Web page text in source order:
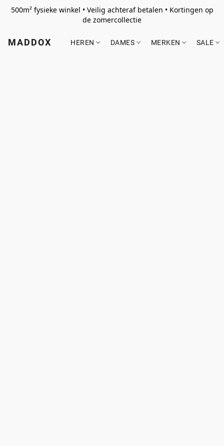
500m² fysieke winkel • Veilig achteraf betalen • Kortingen op
de zomercollectie
MADDOX HEREN DAMES MERKEN SALE